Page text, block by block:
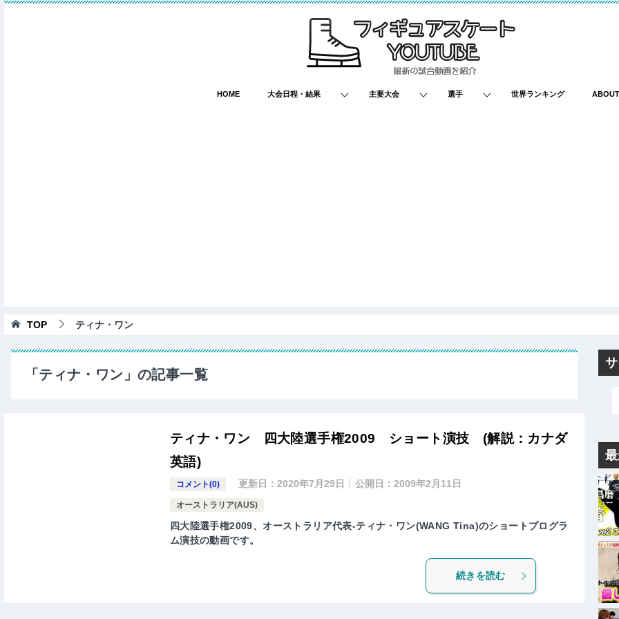
HOME 大会日程・結果 主要大会 選手 世界ランキング
TOP ティナ・ワン
「ティナ・ワン」の記事一覧
ティナ・ワン 四大陸選手権2009 ショート演技 (解説：カナダ
英語)
コメント(0) 更新日：2020年7月29日 公開日：2009年2月11日
オーストラリア(AUS)
四大陸選手権2009、オーストラリア代表-ティナ・ワン(WANG Tina)のショートプログラ
ム演技の動画です。
続きを読む